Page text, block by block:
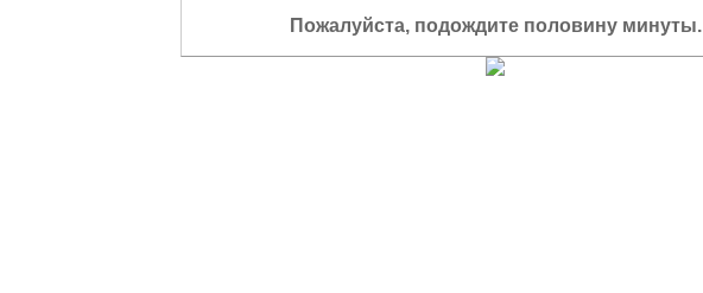
Пожалуйста, подождите половину минуты.